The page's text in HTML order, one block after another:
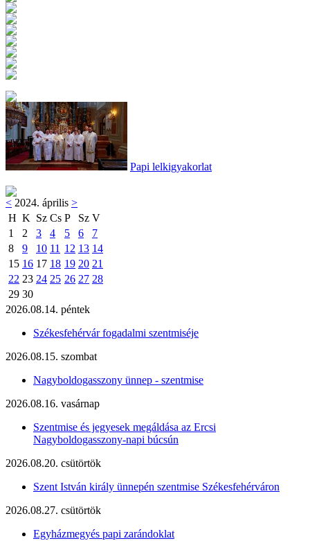
Papi lelkigyakorlat
< 2024. április >
H K Sz Cs P Sz V
1
2 3 4 5 6
7
8
9 10 11 12 13 14
15 16 17 18 19 20 21
22 23 24 25 26 27 28
29 30
2026.08.14. péntek
Székesfehérvár fogadalmi szentmiséje
2026.08.15. szombat
Nagyboldogasszony ünnep - szentmise
2026.08.16. vasárnap
Szentmise és jegyesek megáldása az Ercsi
Nagyboldogasszony-napi búcsún
2026.08.20. csütörtök
Szent István király ünnepén szentmise Székesfehérváron
2026.08.27. csütörtök
Egyházmegyés papi zarándoklat